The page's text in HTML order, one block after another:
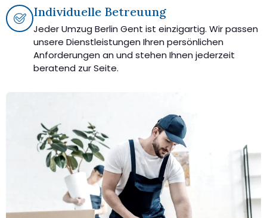
Individuelle Betreuung
Jeder Umzug Berlin Gent ist einzigartig. Wir passen
unsere Dienstleistungen Ihren persönlichen
Anforderungen an und stehen Ihnen jederzeit
beratend zur Seite.